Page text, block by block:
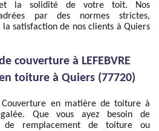
et la solidité de votre toit. Nos
par des normes strictes,
satisfaction de nos clients à Quiers
couverture à LEFEBVRE
toiture à Quiers (77720)
Couverture en matière de toiture à
Que vous ayez besoin de
de remplacement de toiture ou